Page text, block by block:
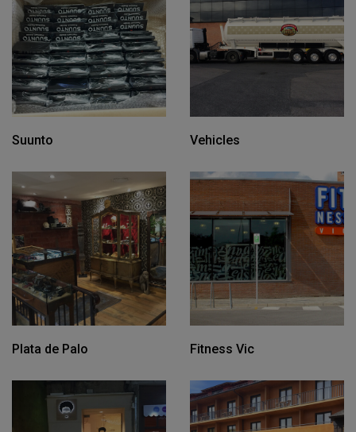
Suunto Vehicles
Plata de Palo Fitness Vic